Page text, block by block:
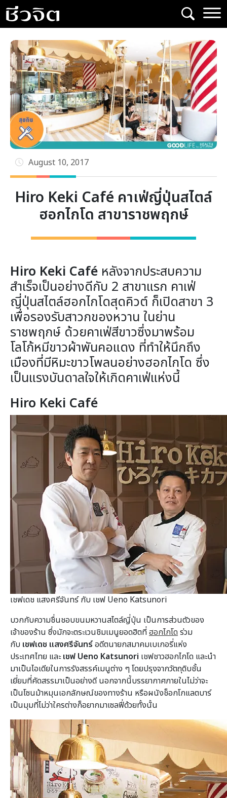
Skip
to
content
August 10, 2017
Hiro Keki Café คาเฟ่ญี่ปุ่นสไตล์
ฮอกไกโด สาขาราชพฤกษ์
Hiro Keki Café หลังจากประสบความ
สำเร็จเป็นอย่างดีกับ 2 สาขาแรก คาเฟ่
ญี่ปุ่นสไตล์ฮอกไกโดสุดคิวต์ ก็เปิดสาขา 3
เพื่อรองรับสาวกของหวาน ในย่าน
ราชพฤกษ์ ด้วยคาเฟ่สีขาวซึ่งมาพร้อม
โลโก้หมีขาวผ้าพันคอแดง ที่ทำให้นึกถึง
เมืองที่มีหิมะขาวโพลนอย่างฮอกไกโด ซึ่ง
เป็นแรงบันดาลใจให้เกิดคาเฟ่แห่งนี้
Hiro Keki Café
เชฟเดช แสงศรีจันทร์ กับ เชฟ Ueno Katsunori
บวกกับความชื่นชอบขนมหวานสไตล์ญี่ปุ่น เป็นการส่วนตัวของ
เจ้าของร้าน ซึ่งมักจะตระเวนชิมเมนูยอดฮิตที่ฮอกไกโด ร่วม
กับ เชฟเดช แสงศรีจันทร์อดีตนายกสมาคมเบเกอรี่แห่ง
ประเทศไทย และเชฟ Ueno Katsunori เชฟชาวฮอกไกโด และนำ
มาเป็นไอเดียในการรังสรรค์เมนูต่าง ๆ โดยปรุงจากวัตถุดิบชั้น
เยี่ยมที่คัดสรรมาเป็นอย่างดี นอกจากนี้บรรยากาศภายในไม่ว่าจะ
เป็นโซนม้าหมุนเอกลักษณ์ของทางร้าน หรือผนังช็อกโกแลตบาร์
เป็นมุมที่ไม่ว่าใครต่างก็อยากมาเซลฟี่ด้วยทั้งนั้น